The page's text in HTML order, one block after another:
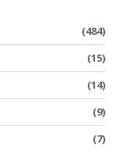
(484)
(15)
(14)
(9)
(7)